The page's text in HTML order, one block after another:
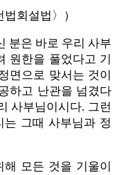
회설법〉）
분은 바로 우리 사부
원한을 풀었다고 기
면으로 맞서는 것이
하고 난관을 넘겼다
사부님이시다. 그런
는 그때 사부님과 정
모든 것을 기울이